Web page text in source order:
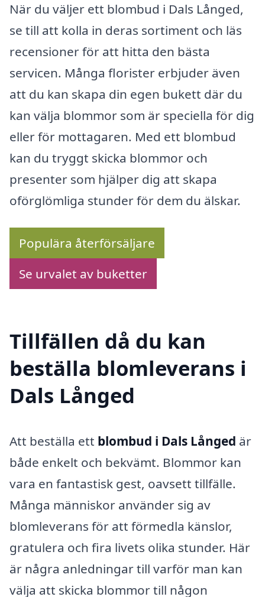
När du väljer ett blombud i Dals Långed,
se till att kolla in deras sortiment och läs
recensioner för att hitta den bästa
servicen. Många florister erbjuder även
att du kan skapa din egen bukett där du
kan välja blommor som är speciella för dig
eller för mottagaren. Med ett blombud
kan du tryggt skicka blommor och
presenter som hjälper dig att skapa
oförglömliga stunder för dem du älskar.
Populära återförsäljare
Se urvalet av buketter
Tillfällen då du kan
beställa blomleverans i
Dals Långed
Att beställa ett blombud i Dals Långed är
både enkelt och bekvämt. Blommor kan
vara en fantastisk gest, oavsett tillfälle.
Många människor använder sig av
blomleverans för att förmedla känslor,
gratulera och fira livets olika stunder. Här
är några anledningar till varför man kan
välja att skicka blommor till någon